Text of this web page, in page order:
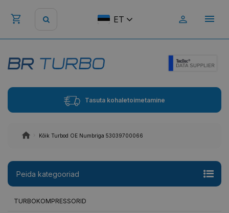
ET
Tasuta kohaletoimetamine
Kõik Turbod OE Numbriga 53039700066
Peida kategooriad
TURBOKOMPRESSORID